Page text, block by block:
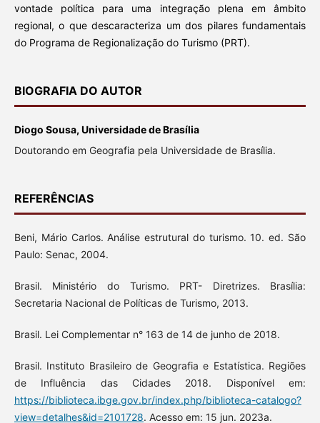
vontade política para uma integração plena em âmbito
regional, o que descaracteriza um dos pilares fundamentais
do Programa de Regionalização do Turismo (PRT).
BIOGRAFIA DO AUTOR
Diogo Sousa, Universidade de Brasília
Doutorando em Geografia pela Universidade de Brasília.
REFERÊNCIAS
Beni, Mário Carlos. Análise estrutural do turismo. 10. ed. São
Paulo: Senac, 2004.
Brasil. Ministério do Turismo. PRT- Diretrizes. Brasília:
Secretaria Nacional de Políticas de Turismo, 2013.
Brasil. Lei Complementar n° 163 de 14 de junho de 2018.
Brasil. Instituto Brasileiro de Geografia e Estatística. Regiões
de Influência das Cidades 2018. Disponível em:
https://biblioteca.ibge.gov.br/index.php/biblioteca-catalogo?
view=detalhes&id=2101728. Acesso em: 15 jun. 2023a.